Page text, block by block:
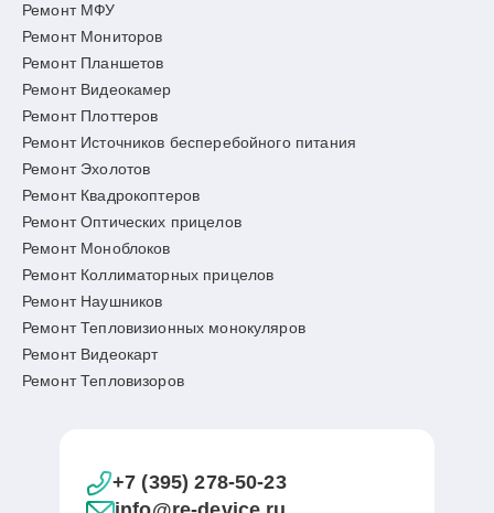
Ремонт МФУ
Ремонт Мониторов
Ремонт Планшетов
Ремонт Видеокамер
Ремонт Плоттеров
Ремонт Источников бесперебойного питания
Ремонт Эхолотов
Ремонт Квадрокоптеров
Ремонт Оптических прицелов
Ремонт Моноблоков
Ремонт Коллиматорных прицелов
Ремонт Наушников
Ремонт Тепловизионных монокуляров
Ремонт Видеокарт
Ремонт Тепловизоров
+7 (395) 278-50-23